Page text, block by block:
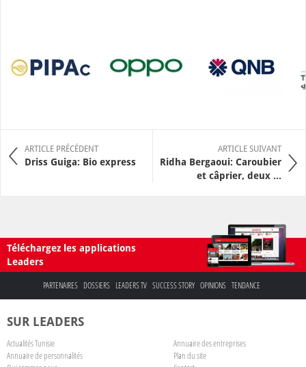
ARTICLE PRÉCÉDENT
Driss Guiga: Bio express
ARTICLE SUIVANT
Ridha Bergaoui: Caroubier
et câprier, deux ...
Téléchargez les applications
Leaders
PARTENAIRES DOSSIERS LEADERS TV SUCCESS STORY OPINIONS TENDANCE
SUR LEADERS
Actualités Tunisie
Annuaire des entreprises
Annuaire de personnalités
Plan du site